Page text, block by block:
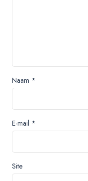
Naam *
E-mail *
Site